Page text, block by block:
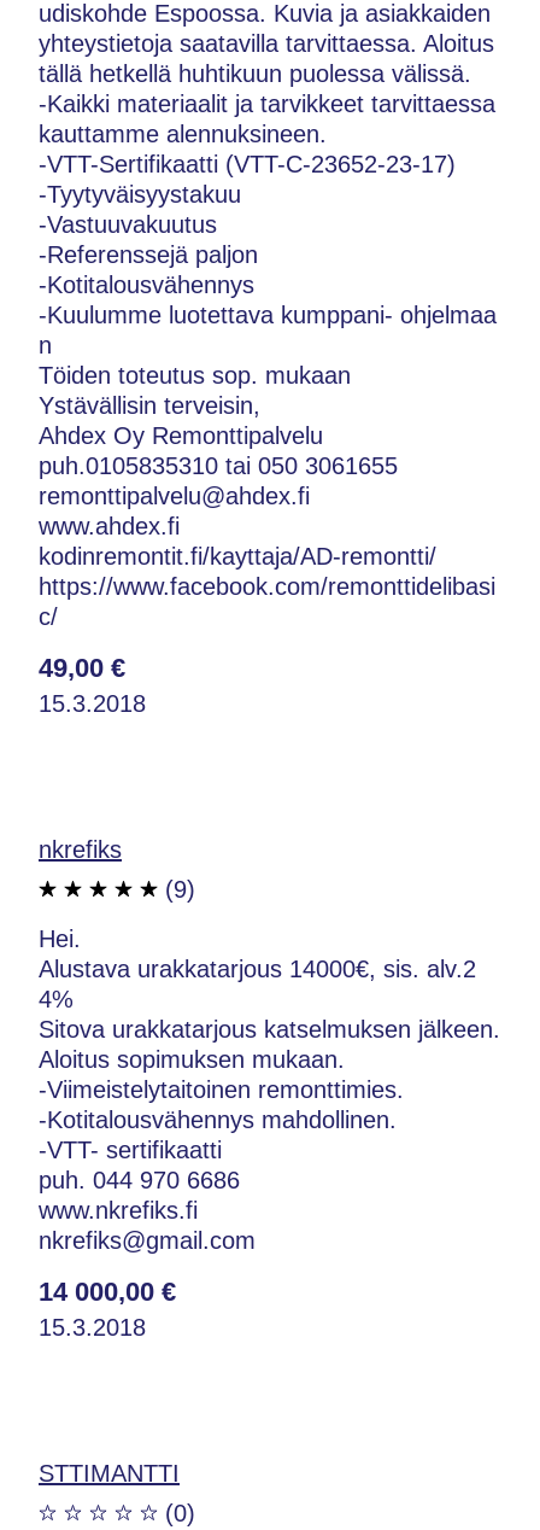
udiskohde Espoossa. Kuvia ja asiakkaiden
yhteystietoja saatavilla tarvittaessa. Aloitus
tällä hetkellä huhtikuun puolessa välissä.
-Kaikki materiaalit ja tarvikkeet tarvittaessa
kauttamme alennuksineen.
-VTT-Sertifikaatti (VTT-C-23652-23-17)
-Tyytyväisyystakuu
-Vastuuvakuutus
-Referenssejä paljon
-Kotitalousvähennys
-Kuulumme luotettava kumppani- ohjelmaa
n
Töiden toteutus sop. mukaan
Ystävällisin terveisin,
Ahdex Oy Remonttipalvelu
puh.0105835310 tai 050 3061655
remonttipalvelu@ahdex.fi
www.ahdex.fi
kodinremontit.fi/kayttaja/AD-remontti/
https://www.facebook.com/remonttidelibasi
c/
49,00 €
15.3.2018
nkrefiks
(9)
Hei.
Alustava urakkatarjous 14000€, sis. alv.2
4%
Sitova urakkatarjous katselmuksen jälkeen.
Aloitus sopimuksen mukaan.
-Viimeistelytaitoinen remonttimies.
-Kotitalousvähennys mahdollinen.
-VTT- sertifikaatti
puh. 044 970 6686
www.nkrefiks.fi
nkrefiks@gmail.com
14 000,00 €
15.3.2018
STTIMANTTI
(0)